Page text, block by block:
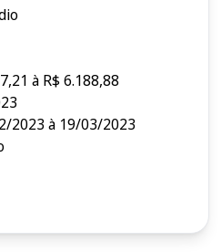
à R$ 6.188,88
2023 à 19/03/2023